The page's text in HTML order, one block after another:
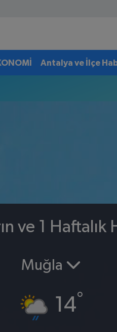
Antalya ve İlçe
ve 1 Haftalık
Muğla
14°